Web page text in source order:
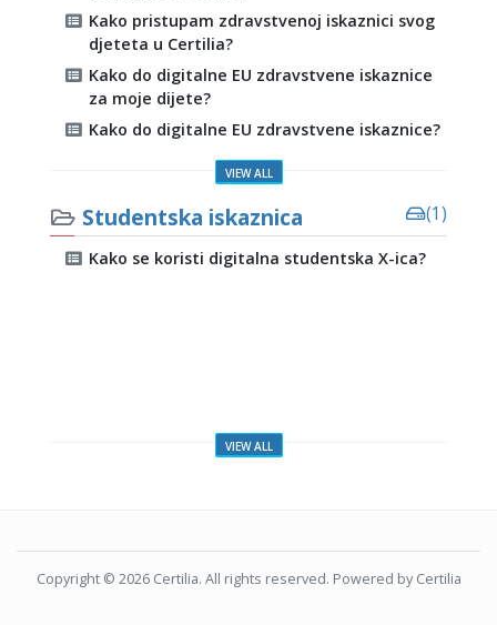
Kako pristupam zdravstvenoj iskaznici svog
djeteta u Certilia?
Kako do digitalne EU zdravstvene iskaznice
za moje dijete?
Kako do digitalne EU zdravstvene iskaznice?
VIEW ALL
(1)
Studentska iskaznica
Kako se koristi digitalna studentska X-ica?
VIEW ALL
Copyright © 2026 Certilia. All rights reserved. Powered by Certilia